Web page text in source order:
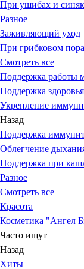
При ушибах и
Разное
Заживляющий уход
При грибковом
Смотреть все
Поддержка работы
Поддержка
Укрепление
Назад
Поддержка
Облегчение
Поддержка при
Разное
Смотреть все
Красота
Косметика "Ангел
Часто ищут
Назад
Хиты